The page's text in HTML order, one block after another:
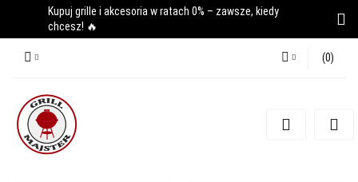
Kupuj grille i akcesoria w ratach 0% – zawsze, kiedy
chcesz! 🔥
Zarejestruj się
(0)